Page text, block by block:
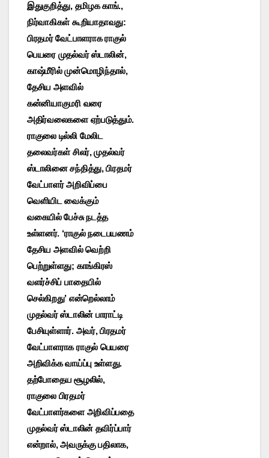
இதுகுறித்து, தமிழக காங்.,
நிர்வாகிகள் கூறியாதாவது:
பிரதமர் வேட்பாளராக ராகுல்
பெயரை முதல்வர் ஸ்டாலின்,
காஷ்மீரில் முன்மொழிந்தால்,
தேசிய அளவில்
கன்னியாகுமரி வரை
அதிர்வலைகளை ஏற்படுத்தும்.
ராகுலை டில்லி மேலிட
தலைவர்கள் சிலர், முதல்வர்
ஸ்டாலினை சந்தித்து, பிரதமர்
வேட்பாளர் அறிவிப்பை
வெளியிட வைக்கும்
வகையில் பேச்சு நடத்த
உள்ளனர். ‘ராகுல் நடைபயணம்
தேசிய அளவில் வெற்றி
பெற்றுள்ளது; காங்கிரஸ்
வளர்ச்சிப் பாதையில்
செல்கிறது’ என்றெல்லாம்
முதல்வர் ஸ்டாலின் பாராட்டி
பேசியுள்ளார். அவர், பிரதமர்
வேட்பாளராக ராகுல் பெயரை
அறிவிக்க வாய்ப்பு உள்ளது.
தற்போதைய சூழலில்,
ராகுலை பிரதமர்
வேட்பாளர்களை அறிவிப்பதை
முதல்வர் ஸ்டாலின் தவிர்ப்பார்
என்றால், அவருக்கு பதிலாக,